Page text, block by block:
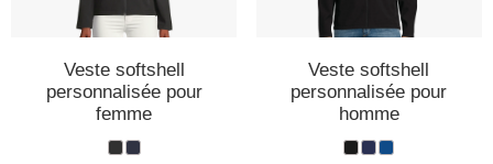
Veste softshell
personnalisée pour
femme
Veste softshell
personnalisée pour
homme